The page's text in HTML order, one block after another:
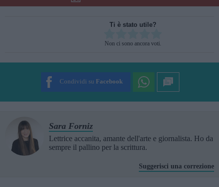
Ti è stato utile?
Non ci sono ancora voti.
Condividi su Facebook
Sara Forniz
Lettrice accanita, amante dell'arte e giornalista. Ho da
sempre il pallino per la scrittura.
Suggerisci una correzione